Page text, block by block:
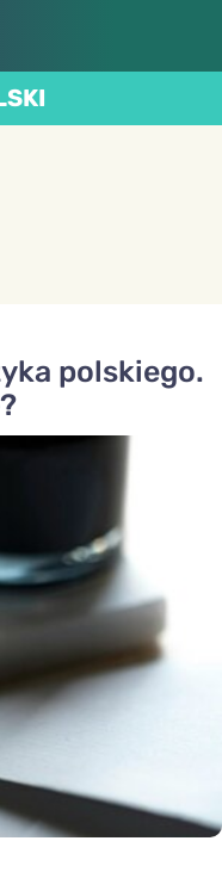
polskiego.